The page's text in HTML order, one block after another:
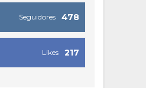
478
Seguidores
217
Likes